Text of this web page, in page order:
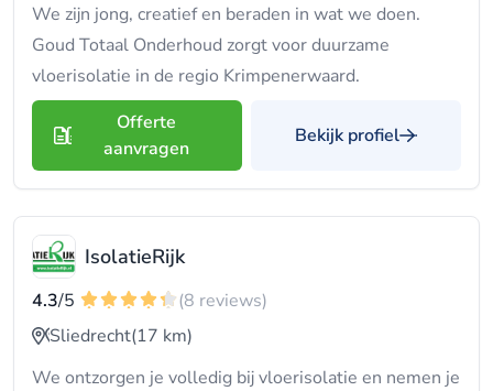
We zijn jong, creatief en beraden in wat we doen.
Goud Totaal Onderhoud zorgt voor duurzame
vloerisolatie in de regio Krimpenerwaard.
Offerte
aanvragen
Bekijk profiel
IsolatieRijk
4.3/5
(8 reviews)
Sliedrecht(17 km)
We ontzorgen je volledig bij vloerisolatie en nemen je